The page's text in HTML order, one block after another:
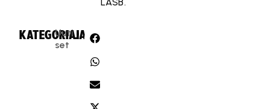
KATEGORIA:
Uuti
set
JAA: